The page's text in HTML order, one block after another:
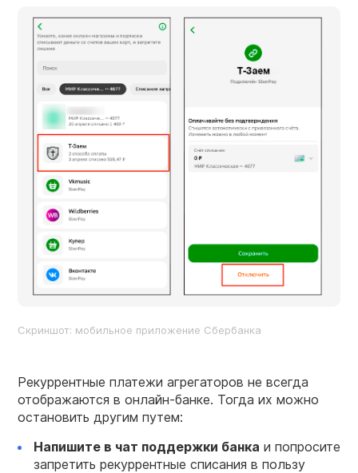
Скриншот: мобильное приложение Сбербанка
Рекуррентные платежи агрегаторов не всегда
отображаются в онлайн-банке. Тогда их можно
остановить другим путем:
Напишите в чат поддержки банка и попросите
запретить рекуррентные списания в пользу